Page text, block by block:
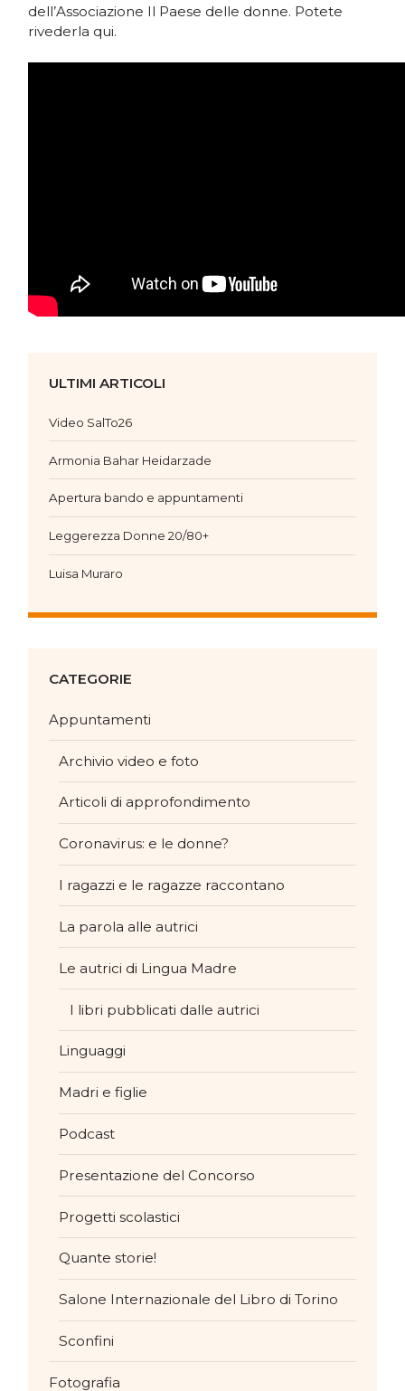
dell’Associazione Il Paese delle donne. Potete
rivederla qui.
ULTIMI ARTICOLI
Video SalTo26
Armonia Bahar Heidarzade
Apertura bando e appuntamenti
Leggerezza Donne 20/80+
Luisa Muraro
CATEGORIE
Appuntamenti
Archivio video e foto
Articoli di approfondimento
Coronavirus: e le donne?
I ragazzi e le ragazze raccontano
La parola alle autrici
Le autrici di Lingua Madre
I libri pubblicati dalle autrici
Linguaggi
Madri e figlie
Podcast
Presentazione del Concorso
Progetti scolastici
Quante storie!
Salone Internazionale del Libro di Torino
Sconfini
Fotografia